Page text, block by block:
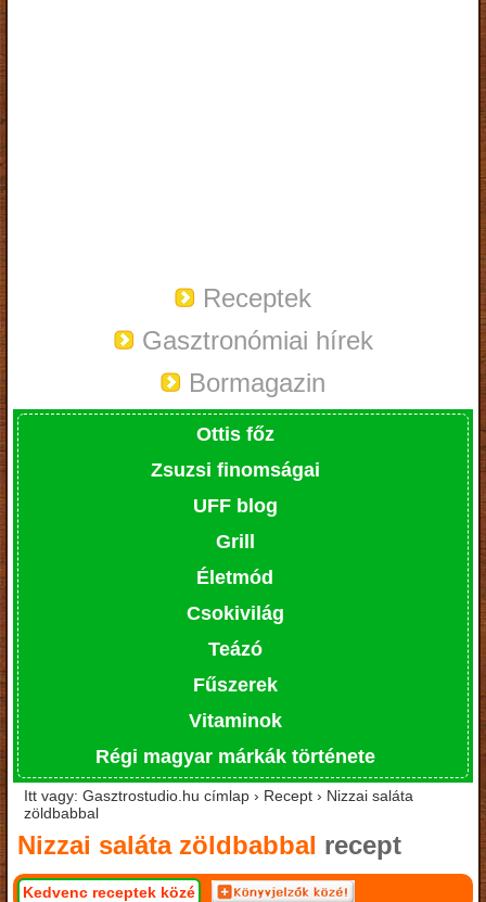
Receptek
Gasztronómiai hírek
Bormagazin
Ottis főz
Zsuzsi finomságai
UFF blog
Grill
Életmód
Csokivilág
Teázó
Fűszerek
Vitaminok
Régi magyar márkák története
Itt vagy: Gasztrostudio.hu címlap › Recept › Nizzai saláta
zöldbabbal
Nizzai saláta zöldbabbal recept
Kedvenc receptek közé